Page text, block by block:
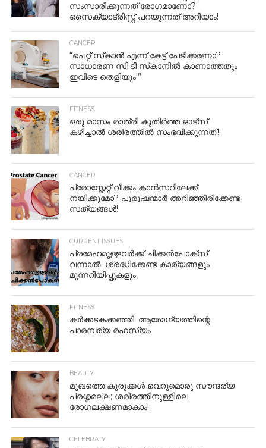
സംസാരിക്കുന്നത് രോഗമാണോ?
സൈക്യാട്രിസ്റ്റ് പറയുന്നത് അറിയാം!
CANCER
“പെറ്റ് സ്‌കാൻ എന്ന് കേട്ട് പേടിക്കണോ?
സാധാരണ സി.ടി സ്‌കാനിൽ കാണാത്തതും
ഇവിടെ തെളിയും!”
FITNESS
ഒരു മാസം രാത്രി കുതിർത്ത ഓട്സ്
കഴിച്ചാൽ ശരീരത്തിൽ സംഭവിക്കുന്നത്.!
CANCER
പ്രോസ്റ്റേറ്റ് വീക്കം കാൻസറിലേക്ക്
നയിക്കുമോ? പുരുഷന്മാർ അറിഞ്ഞിരിക്കേണ്ട
സത്യങ്ങൾ!
CURRENT ISSUES
പ്രമേഹമുള്ളവർക്ക് ചിക്കൻപോക്‌സ്
വന്നാൽ: ശ്രദ്ധിക്കേണ്ട കാര്യങ്ങളും
മുന്നറിയിപ്പുകളും
FITNESS
കർക്കടകക്കഞ്ഞി: ആരോഗ്യത്തിന്റെ
പാരമ്പര്യ രഹസ്യം
BEAUTY
മുഖത്തെ കുരുക്കൾ വെറുമൊരു സൗന്ദര്യ
പ്രശ്നമല്ല; ശരീരത്തിനുള്ളിലെ
രോഗലക്ഷണമാകാം!
CELEBRATY